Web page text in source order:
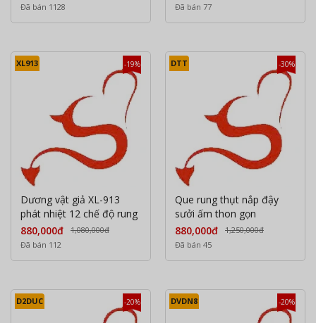
Đã bán 1128
Đã bán 77
-19%
XL913
Dương vật giả XL-913
phát nhiệt 12 chế độ rung
880,000đ
1,080,000đ
Đã bán 112
-30%
DTT
Que rung thụt nắp đậy
sưởi ấm thon gọn
880,000đ
1,250,000đ
Đã bán 45
-20%
D2DUC -20%
DVDN8